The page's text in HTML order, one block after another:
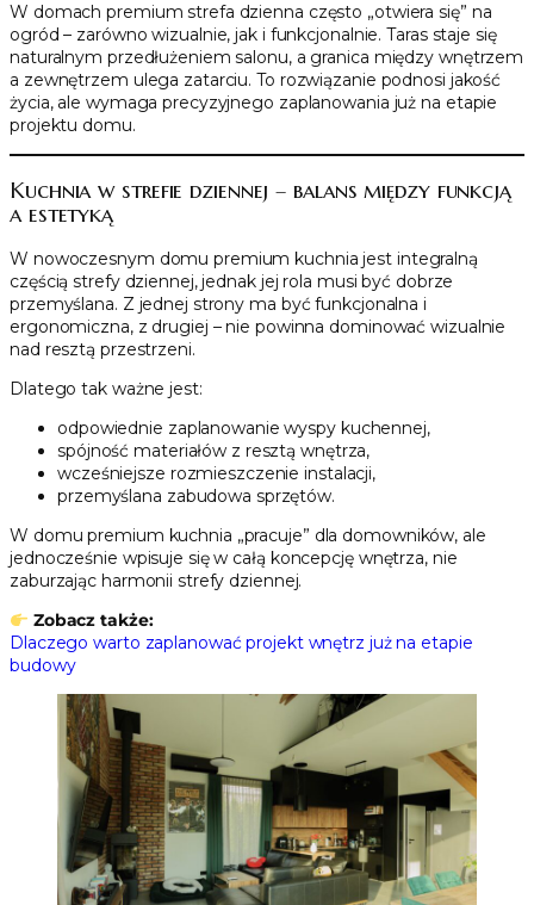
W domach premium strefa dzienna często „otwiera się” na
ogród – zarówno wizualnie, jak i funkcjonalnie. Taras staje się
naturalnym przedłużeniem salonu, a granica między wnętrzem
a zewnętrzem ulega zatarciu. To rozwiązanie podnosi jakość
życia, ale wymaga precyzyjnego zaplanowania już na etapie
projektu domu.
Kuchnia w strefie dziennej – balans między funkcją
a estetyką
W nowoczesnym domu premium kuchnia jest integralną
częścią strefy dziennej, jednak jej rola musi być dobrze
przemyślana. Z jednej strony ma być funkcjonalna i
ergonomiczna, z drugiej – nie powinna dominować wizualnie
nad resztą przestrzeni.
Dlatego tak ważne jest:
odpowiednie zaplanowanie wyspy kuchennej,
spójność materiałów z resztą wnętrza,
wcześniejsze rozmieszczenie instalacji,
przemyślana zabudowa sprzętów.
W domu premium kuchnia „pracuje” dla domowników, ale
jednocześnie wpisuje się w całą koncepcję wnętrza, nie
zaburzając harmonii strefy dziennej.
Zobacz także:
Dlaczego warto zaplanować projekt wnętrz już na etapie
budowy